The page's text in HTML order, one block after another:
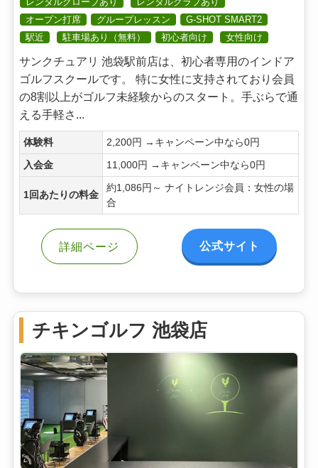
オープン打席
グループレッスン
G-SHOT SMART2
駅近
駐車場あり（無料） 初心者向け 女性向け
サンクチュアリ 池袋駅前店は、初心者専用のインドア
ゴルフスクールです。 特に女性に支持されており会員
の8割以上がゴルフ未経験からのスタート。手ぶらで通
える手軽さ...
体験料 2,200円 →キャンペーン中なら0円
入会金 11,000円 →キャンペーン中なら0円
1回あたりの料金
約1,086円～ ナイトレンジ会員：女性の場
合
詳細ページ 公式サイト
チキンゴルフ 池袋店